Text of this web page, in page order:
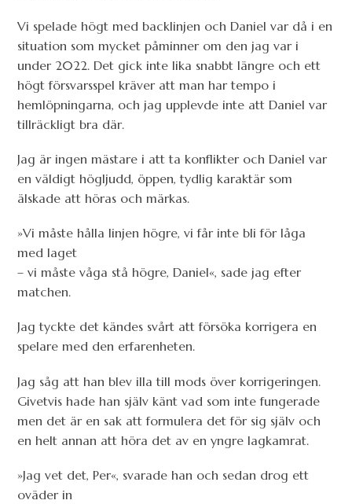
Vi spelade högt med backlinjen och Daniel var då i en
situation som mycket påminner om den jag var i
under 2022. Det gick inte lika snabbt längre och ett
högt försvarsspel kräver att man har tempo i
hemlöpningarna, och jag upplevde inte att Daniel var
tillräckligt bra där.
Jag är ingen mästare i att ta konflikter och Daniel var
en väldigt högljudd, öppen, tydlig karaktär som
älskade att höras och märkas.
»Vi måste hålla linjen högre, vi får inte bli för låga
med laget
– vi måste våga stå högre, Daniel«, sade jag efter
matchen.
Jag tyckte det kändes svårt att försöka korrigera en
spelare med den erfarenheten.
Jag såg att han blev illa till mods över korrigeringen.
Givetvis hade han själv känt vad som inte fungerade
men det är en sak att formulera det för sig själv och
en helt annan att höra det av en yngre lagkamrat.
»Jag vet det, Per«, svarade han och sedan drog ett
oväder in